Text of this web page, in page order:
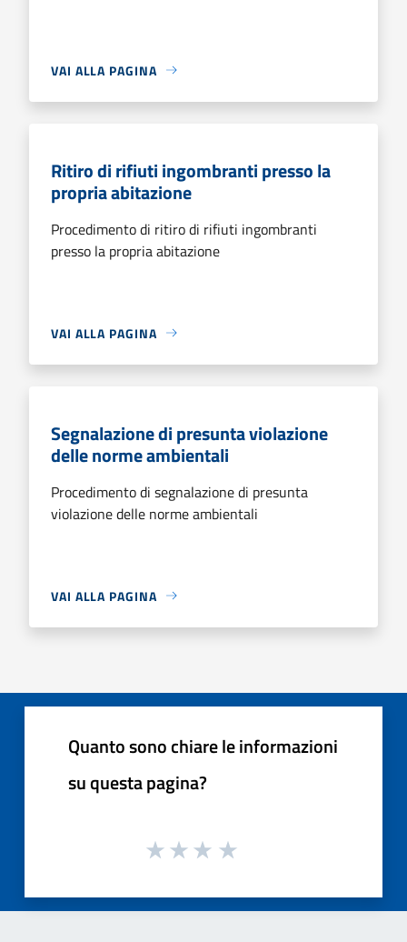
VAI ALLA PAGINA
Ritiro di rifiuti ingombranti presso la
propria abitazione
Procedimento di ritiro di rifiuti ingombranti
presso la propria abitazione
VAI ALLA PAGINA
Segnalazione di presunta violazione
delle norme ambientali
Procedimento di segnalazione di presunta
violazione delle norme ambientali
VAI ALLA PAGINA
Quanto sono chiare le informazioni
su questa pagina?